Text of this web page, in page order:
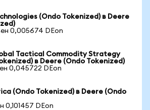
(Ondo Tokenized) в Deere
0,005674 DEon
Tactical Commodity Strategy
в Deere (Ondo Tokenized)
0,045722 DEon
(Ondo Tokenized) в Deere (Ondo
0,101457 DEon